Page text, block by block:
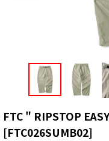
FTC " RIPSTOP
[FTC026SUMB02]